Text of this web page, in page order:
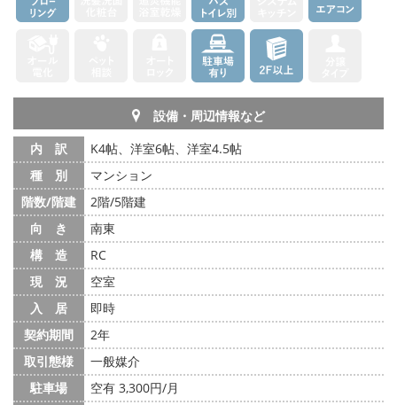
設備・周辺情報など
内 訳
K4帖、洋室6帖、洋室4.5帖
種 別
マンション
階数/階建
2階/5階建
向 き
南東
構 造
RC
現 況
空室
入 居
即時
契約期間
2年
取引態様
一般媒介
駐車場
空有 3,300円/月